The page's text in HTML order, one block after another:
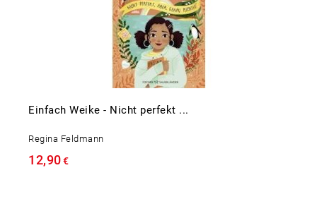
Einfach Weike - Nicht perfekt ...
Regina Feldmann
12,90€